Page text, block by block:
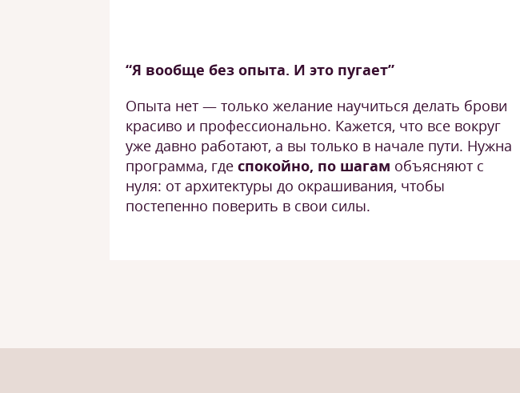
“Я вообще без опыта. И это пугает”
Опыта нет — только желание научиться делать брови
красиво и профессионально. Кажется, что все вокруг
уже давно работают, а вы только в начале пути. Нужна
программа, где спокойно, по шагам объясняют с
нуля: от архитектуры до окрашивания, чтобы
постепенно поверить в свои силы.